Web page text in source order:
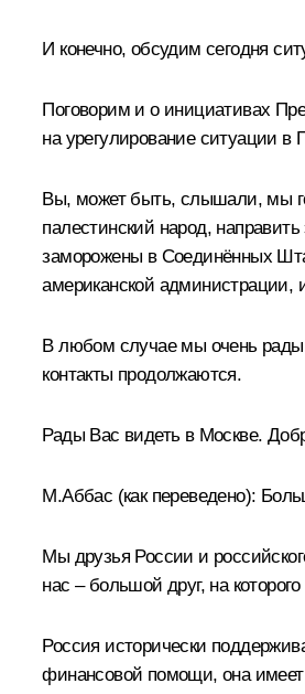
И конечно, обсудим сегодня
Поговорим и о инициативах
на урегулирование ситуации в
Вы, может быть, слышали, мы
палестинский народ,
заморожены в Соединённых
американской администрации,
В любом случае мы очень
контакты продолжаются.
Рады Вас видеть в Москве.
М.Аббас (как переведено):
Мы друзья России и
нас – большой друг, на
Россия исторически
финансовой помощи, она